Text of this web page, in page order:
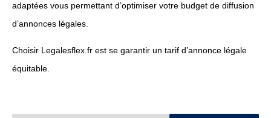
adaptées vous permettant d’optimiser votre budget de diffusion
d’annonces légales.
Choisir Legalesflex.fr est se garantir un tarif d’annonce légale
équitable.